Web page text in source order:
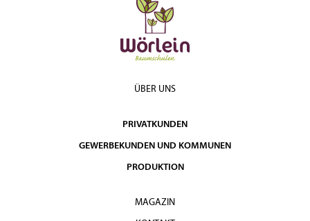
ÜBER UNS
PRIVATKUNDEN
GEWERBEKUNDEN UND KOMMUNEN
PRODUKTION
MAGAZIN